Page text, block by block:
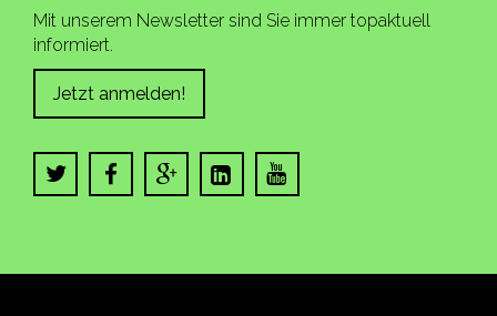
Mit unserem Newsletter sind Sie immer topaktuell
informiert.
Jetzt anmelden!